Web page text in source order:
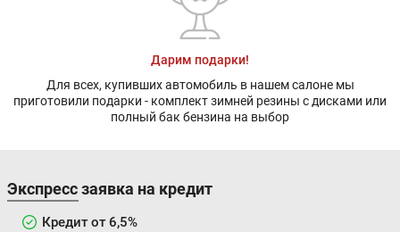
Дарим подарки!
Для всех, купивших автомобиль в нашем салоне мы
приготовили подарки - комплект зимней резины с дисками или
полный бак бензина на выбор
Экспресс заявка на кредит
Кредит от 6,5%